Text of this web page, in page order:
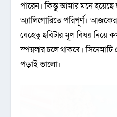
পারেন। কিন্তু আমার মনে হয়েছে
অ্যালিগোরিতে পরিপূর্ণ।
যেহেতু ছবিটার মূল বিষয় নিয়ে
স্পয়লার চলে থাকবে।
পড়াই ভালো।